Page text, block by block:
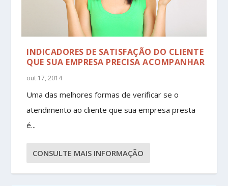
INDICADORES DE SATISFAÇÃO DO CLIENTE
QUE SUA EMPRESA PRECISA ACOMPANHAR
out 17, 2014
Uma das melhores formas de verificar se o
atendimento ao cliente que sua empresa presta
é...
CONSULTE MAIS INFORMAÇÃO